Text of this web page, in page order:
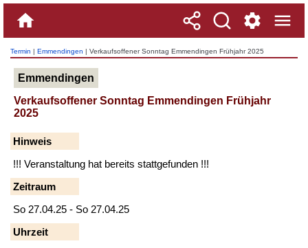
Termin | Emmendingen | Verkaufsoffener Sonntag Emmendingen Frühjahr 2025
Emmendingen
Verkaufsoffener Sonntag Emmendingen Frühjahr
2025
Hinweis
!!! Veranstaltung hat bereits stattgefunden !!!
Zeitraum
So 27.04.25 - So 27.04.25
Uhrzeit